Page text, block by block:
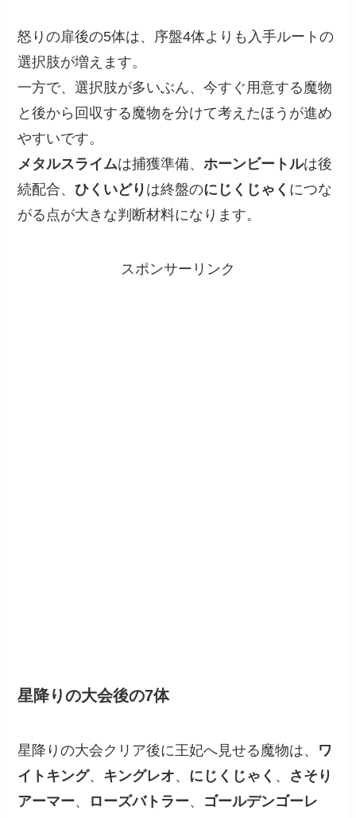
怒りの扉後の5体は、序盤4体よりも入手ルートの
選択肢が増えます。
一方で、選択肢が多いぶん、今すぐ用意する魔物
と後から回収する魔物を分けて考えたほうが進め
やすいです。
メタルスライムは捕獲準備、ホーンビートルは後
続配合、ひくいどり は終盤のにじくじゃく につな
がる点が大きな判断材料になります。
スポンサーリンク
星降りの大会後の7体
星降りの大会クリア後に王妃へ見せる魔物は、 ワ
イトキング、 キングレオ、 にじくじゃく 、 さそり
アーマー、 ローズバトラー、 ゴールデンゴーレ